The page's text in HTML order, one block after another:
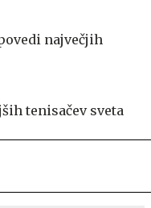
največjih
tenisačev sveta